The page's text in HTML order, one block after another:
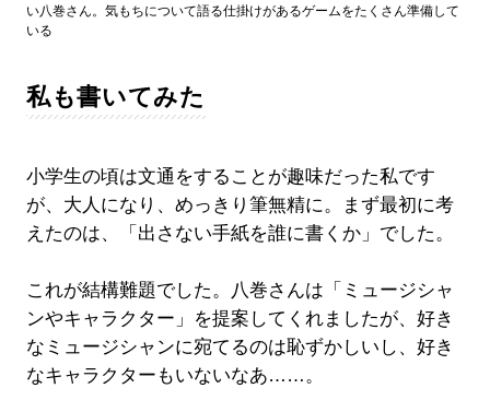
い八巻さん。気もちについて語る仕掛けがあるゲームをたくさん準備して
いる
私も書いてみた
小学生の頃は文通をすることが趣味だった私です
が、大人になり、めっきり筆無精に。まず最初に考
えたのは、「出さない手紙を誰に書くか」でした。
これが結構難題でした。八巻さんは「ミュージシャ
ンやキャラクター」を提案してくれましたが、好き
なミュージシャンに宛てるのは恥ずかしいし、好き
なキャラクターもいないなあ……。